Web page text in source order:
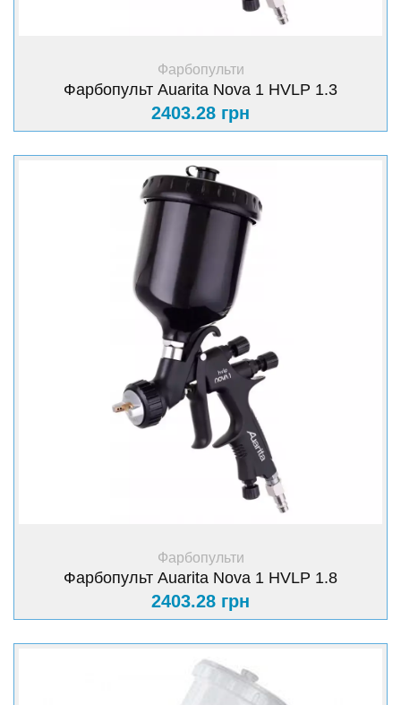
+ Купити
Фарбопульти
Фарбопульт Auarita Nova 1 HVLP 1.3
2403.28 грн
+ Купити
Фарбопульти
Фарбопульт Auarita Nova 1 HVLP 1.8
2403.28 грн